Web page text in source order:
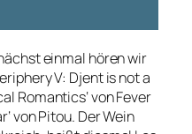
einmal hören wir
V: Djent is not a
Romantics‘ von Fever
von Pitou. Der Wein